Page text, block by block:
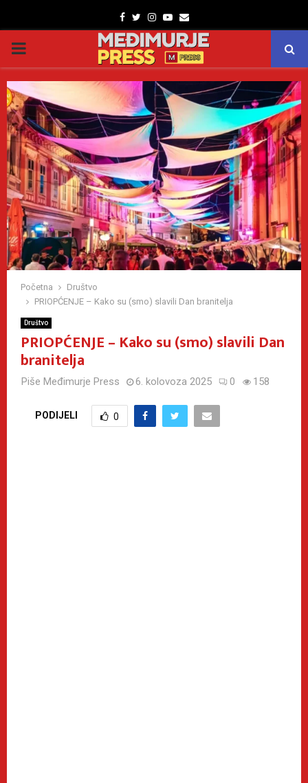
Facebook
TwitterInstagram
Youtube
Email
PRIMARY
MENU
Početna
Društvo
PRIOPĆENJE – Kako su (smo) slavili Dan branitelja
Društvo
PRIOPĆENJE – Kako su (smo) slavili Dan
branitelja
Piše Međimurje Press 6. kolovoza 2025 0 158
PODIJELI 0